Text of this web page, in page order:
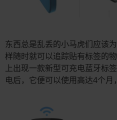
东西总是乱丢的小马虎们应该
样随时就可以追踪贴有标签的物
上出现一款新型可充电蓝牙标
电后，它便可以使用高达4个月